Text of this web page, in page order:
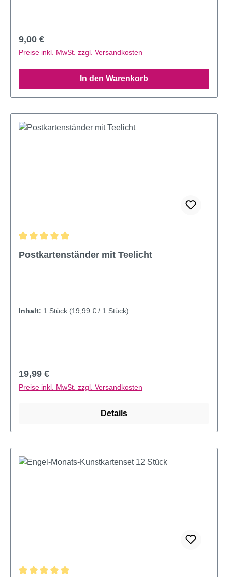
Regulärer Preis:
9,00 €
Preise inkl. MwSt. zzgl. Versandkosten
In den Warenkorb
Postkartenständer mit Teelicht
Inhalt: 1 Stück (19,99 € / 1 Stück)
Regulärer Preis:
19,99 €
Preise inkl. MwSt. zzgl. Versandkosten
Details